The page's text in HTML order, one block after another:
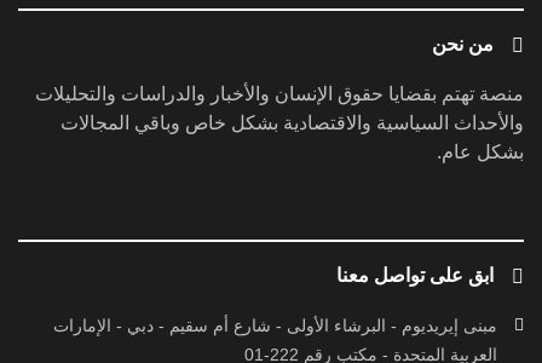
من نحن
منصة تهتم بقضايا حقوق الإنسان والأخبار والدراسات والتحليلات
والأحداث السياسية والاقتصادية بشكل خاص وباقي المجالات
بشكل عام.
ابق على تواصل معنا
مبنى إيريديوم - البرشاء الأولى - شارع أم سقيم - دبي - الإمارات
العربية المتحدة - مكتب رقم 222-01